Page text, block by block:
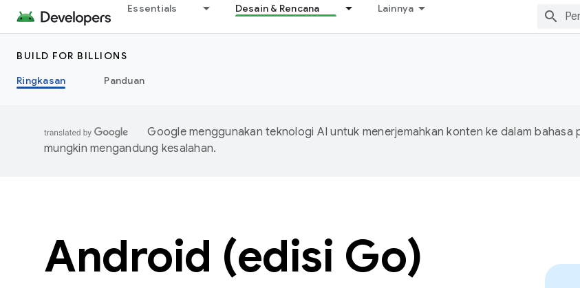
Essentials Desain & Rencana Lainnya
BUILD FOR BILLIONS
Ringkasan
Panduan
Google menggunakan teknologi AI untuk menerjemahkan konten ke dalam bahasa
mungkin mengandung kesalahan.
Android (edisi Go)